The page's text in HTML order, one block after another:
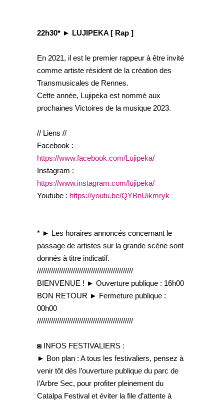
22h30* ► LUJIPEKA [ Rap ]
En 2021, il est le premier rappeur à être invité
comme artiste résident de la création des
Transmusicales de Rennes.
Cette année, Lujipeka est nommé aux
prochaines Victoires de la musique 2023.
// Liens //
Facebook :
https://www.facebook.com/Lujipeka/
Instagram :
https://www.instagram.com/lujipeka/
Youtube : https://youtu.be/QYBnUikmryk
* ► Les horaires annoncés concernant le
passage de artistes sur la grande scène sont
donnés à titre indicatif.
////////////////////////////////////////////////
BIENVENUE ! ► Ouverture publique : 16h00
BON RETOUR ► Fermeture publique :
00h00
////////////////////////////////////////////////
◙ INFOS FESTIVALIERS :
► Bon plan : A tous les festivaliers, pensez à
venir tôt dès l’ouverture publique du parc de
l’Arbre Sec, pour profiter pleinement du
Catalpa Festival et éviter la file d’attente à